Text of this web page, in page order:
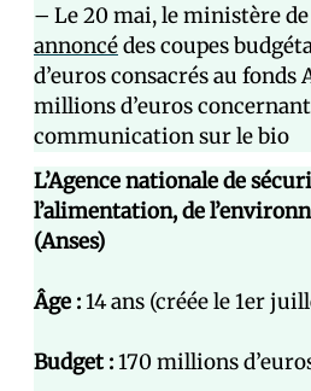
– Le 20 mai, le ministère
annoncédes coupes
d’euros consacrés au fonds
millions d’euros
communication sur le bio
L’Agence nationale de
l’alimentation, de
(Anses)
Âge :14 ans (créée le 1er
Budget :170 millions